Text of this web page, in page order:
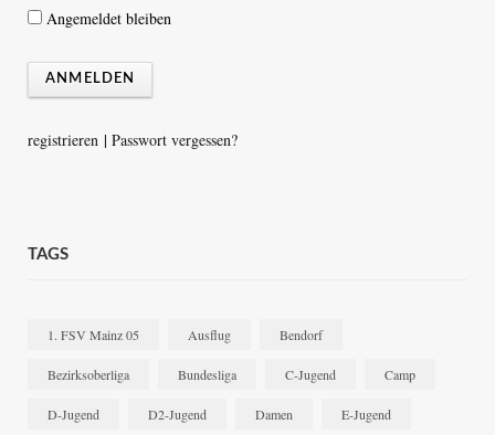
Angemeldet bleiben
registrieren | Passwort vergessen?
TAGS
1. FSV Mainz 05 Ausflug Bendorf
Bezirksoberliga Bundesliga C-Jugend Camp
D-Jugend D2-Jugend Damen E-Jugend